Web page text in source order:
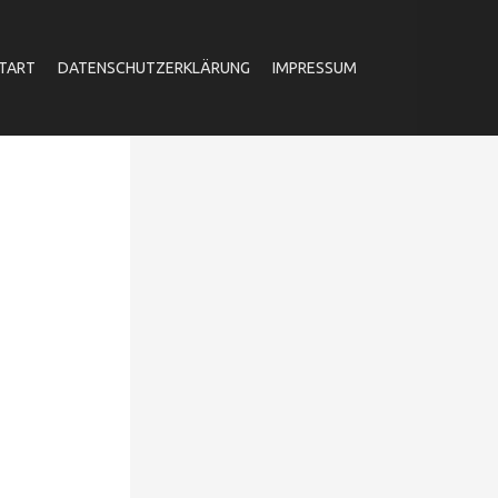
DATENSCHUTZERKLÄRUNG IMPRESSUM